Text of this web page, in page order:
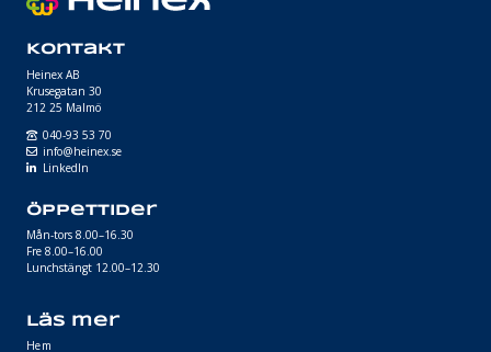
Kontakt
Heinex AB
Krusegatan 30
212 25 Malmö
040-93 53 70
info@heinex.se
LinkedIn
Öppettider
Mån-tors 8.00–16.30
Fre 8.00–16.00
Lunchstängt 12.00–12.30
Läs mer
Hem